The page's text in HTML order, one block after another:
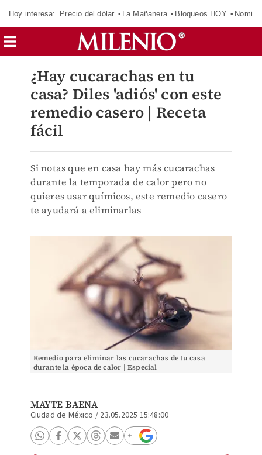
Hoy interesa: Precio del dólar La Mañanera Bloqueos HOY
¿Hay cucarachas en tu
casa? Diles 'adiós' con este
remedio casero | Receta
fácil
Si notas que en casa hay más cucarachas
durante la temporada de calor pero no
quieres usar químicos, este remedio casero
te ayudará a eliminarlas
Remedio para eliminar las cucarachas de tu casa
durante la época de calor | Especial
MAYTE BAENA
Ciudad de México / 23.05.2025 15:48:00